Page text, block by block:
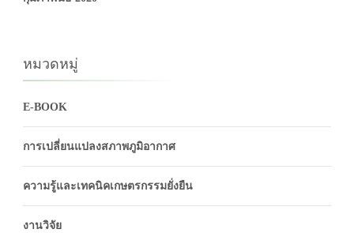
หมวดหมู่
E-BOOK
การเปลี่ยนแปลงสภาพภูมิอากาศ
ความรู้และเทคนิคเกษตรกรรมยั่งยืน
งานวิจัย